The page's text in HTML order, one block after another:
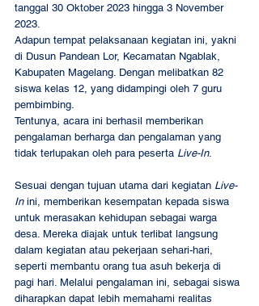
tanggal 30 Oktober 2023 hingga 3 November
2023.
Adapun tempat pelaksanaan kegiatan ini, yakni
di Dusun Pandean Lor, Kecamatan Ngablak,
Kabupaten Magelang. Dengan melibatkan 82
siswa kelas 12, yang didampingi oleh 7 guru
pembimbing.
Tentunya, acara ini berhasil memberikan
pengalaman berharga dan pengalaman yang
tidak terlupakan oleh para peserta Live-In.
Sesuai dengan tujuan utama dari kegiatan Live-
In ini, memberikan kesempatan kepada siswa
untuk merasakan kehidupan sebagai warga
desa. Mereka diajak untuk terlibat langsung
dalam kegiatan atau pekerjaan sehari-hari,
seperti membantu orang tua asuh bekerja di
pagi hari. Melalui pengalaman ini, sebagai siswa
diharapkan dapat lebih memahami realitas